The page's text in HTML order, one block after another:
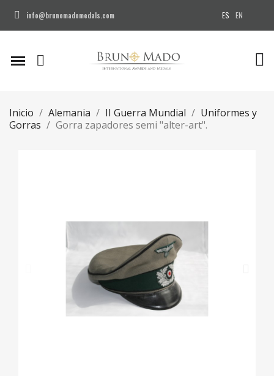
info@brunomadomedals.com ES EN
Inicio Alemania II Guerra Mundial
Uniformes y
Gorras
Gorra zapadores semi "alter-art".